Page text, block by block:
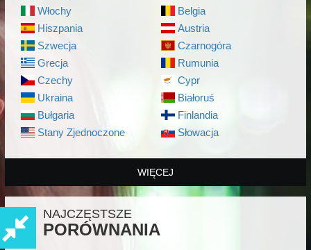
Włochy
Hiszpania
Szwecja
Grecja
Czechy
Ukraina
Bułgaria
Stany Zjednoczone
Belgia
Austria
Czarnogóra
Rumunia
Cypr
Białoruś
Finlandia
Słowacja
WIĘCEJ
NAJCZĘSTSZE
PORÓWNANIA